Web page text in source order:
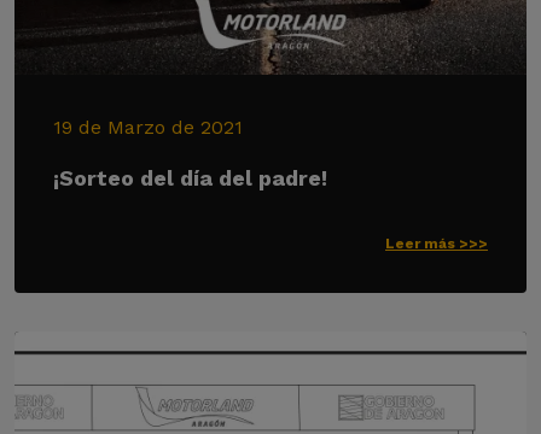
19 de Marzo de 2021
¡Sorteo del día del padre!
Leer más >>>